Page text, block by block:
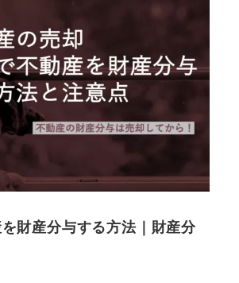
財産分与する方法｜財産分